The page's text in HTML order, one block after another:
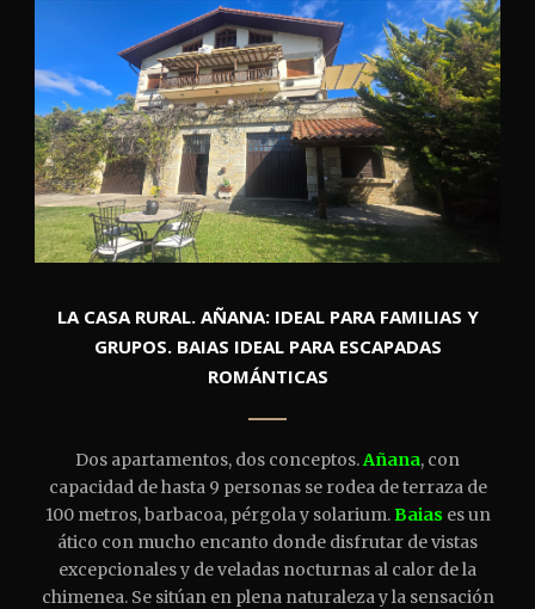
LA CASA RURAL. AÑANA: IDEAL PARA FAMILIAS Y
GRUPOS. BAIAS IDEAL PARA ESCAPADAS
ROMÁNTICAS
Dos apartamentos, dos conceptos.Añana, con
capacidad de hasta 9 personas se rodea de terraza de
100 metros, barbacoa, pérgola y solarium.Baias es un
ático con mucho encanto donde disfrutar de vistas
excepcionales y de veladas nocturnas al calor de la
chimenea. Se sitúan en plena naturaleza y la sensación